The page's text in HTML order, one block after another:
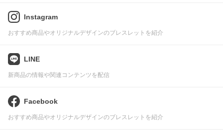
Instagram
おすすめ商品やオリジナルデザインのブレスレットを紹介
LINE
新商品の情報や関連コンテンツを配信
Facebook
おすすめ商品やオリジナルデザインのブレスレットを紹介